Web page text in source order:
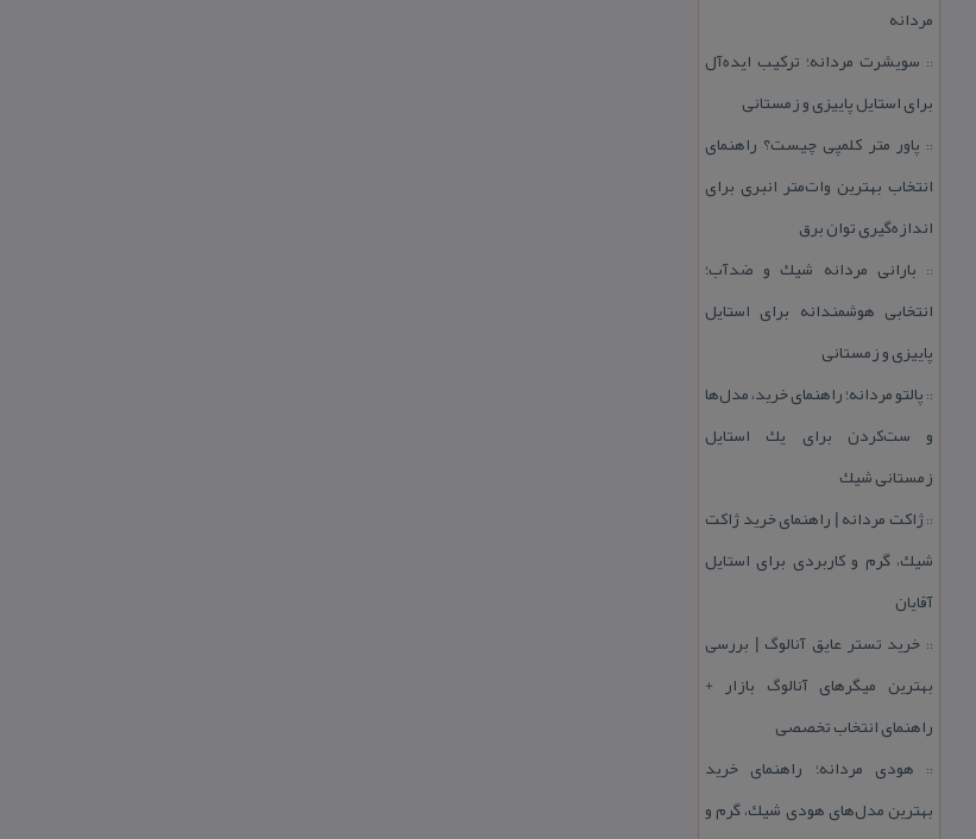
مردانه
:: سویشرت مردانه؛ تركیب ایده‌آل
برای استایل پاییزی و زمستانی
:: پاور متر كلمپی چیست؟ راهنمای
انتخاب بهترین وات‌متر انبری برای
اندازه‌گیری توان برق
:: بارانی مردانه شیك و ضدآب؛
انتخابی هوشمندانه برای استایل
پاییزی و زمستانی
:: پالتو مردانه؛ راهنمای خرید، مدل‌ها
و ست‌كردن برای یك استایل
زمستانی شیك
::ژاكت مردانه | راهنمای خرید ژاكت
شیك، گرم و كاربردی برای استایل
آقایان
:: خرید تستر عایق آنالوگ | بررسی
بهترین میگرهای آنالوگ بازار +
راهنمای انتخاب تخصصی
:: هودی مردانه؛ راهنمای خرید
بهترین مدل‌های هودی شیك، گرم و